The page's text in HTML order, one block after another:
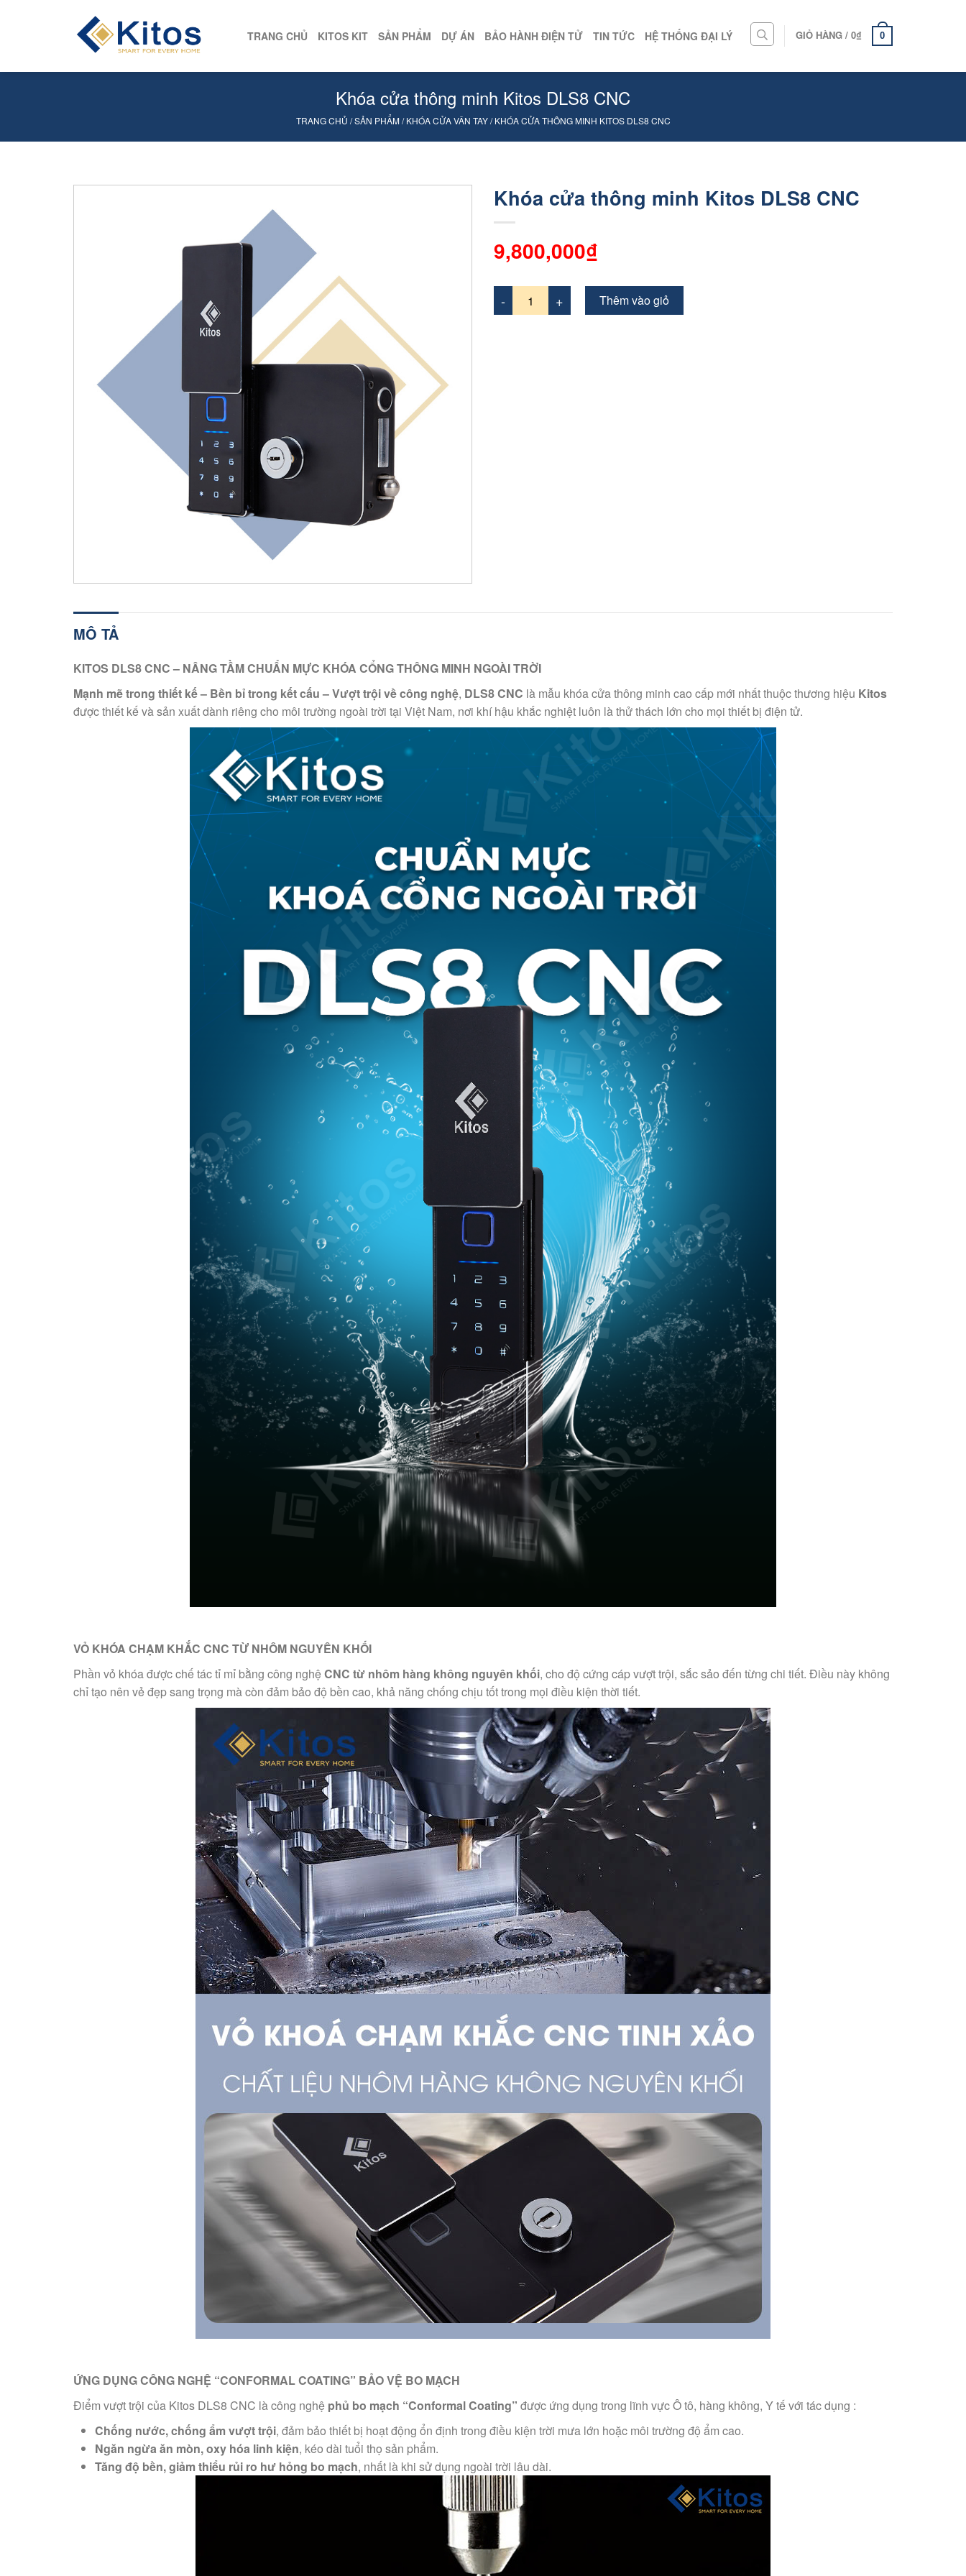
TRANG CHỦ KITOS KIT SẢN PHẨM DỰ ÁN BẢO HÀNH ĐIỆN TỬ TIN TỨC HỆ THỐNG ĐẠI LÝ GIỎ HÀNG /0₫ 0
Khóa cửa thông minh Kitos DLS8 CNC
TRANG CHỦ /SẢN PHẨM/KHÓA CỬA VÂN TAY/KHÓA CỬA THÔNG MINH KITOS DLS8 CNC
Khóa cửa thông minh Kitos DLS8 CNC
9,800,000₫
Thêm vào giỏ
MÔ TẢ
KITOS DLS8 CNC – NÂNG TẦM CHUẨN MỰC KHÓA CỔNG THÔNG MINH NGOÀI TRỜI
Mạnh mẽ trong thiết kế – Bền bỉ trong kết cấu – Vượt trội về công nghệ, DLS8 CNC là mẫu khóa cửa thông minh cao cấp mới nhất thuộc thương hiệu Kitos
được thiết kế và sản xuất dành riêng cho môi trường ngoài trời tại Việt Nam, nơi khí hậu khắc nghiệt luôn là thử thách lớn cho mọi thiết bị điện tử.
VỎ KHÓA CHẠM KHẮC CNC TỪ NHÔM NGUYÊN KHỐI
Phần vỏ khóa được chế tác tỉ mỉ bằng công nghệCNC từ nhôm hàng không nguyên khối, cho độ cứng cáp vượt trội, sắc sảo đến từng chi tiết. Điều này không
chỉ tạo nên vẻ đẹp sang trọng mà còn đảm bảo độ bền cao, khả năng chống chịu tốt trong mọi điều kiện thời tiết.
ỨNG DỤNG CÔNG NGHỆ “CONFORMAL COATING” BẢO VỆ BO MẠCH
Điểm vượt trội của Kitos DLS8 CNC là công nghệ phủ bo mạch “Conformal Coating” được ứng dụng trong lĩnh vực Ô tô, hàng không, Y tế với tác dụng :
Chống nước, chống ẩm vượt trội, đảm bảo thiết bị hoạt động ổn định trong điều kiện trời mưa lớn hoặc môi trường độ ẩm cao.
Ngăn ngừa ăn mòn, oxy hóa linh kiện, kéo dài tuổi thọ sản phẩm.
Tăng độ bền, giảm thiểu rủi ro hư hỏng bo mạch, nhất là khi sử dụng ngoài trời lâu dài.